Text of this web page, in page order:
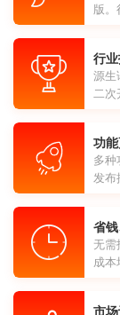
版
行
源生
二次
功
多种
发布
省
无需
成本
市